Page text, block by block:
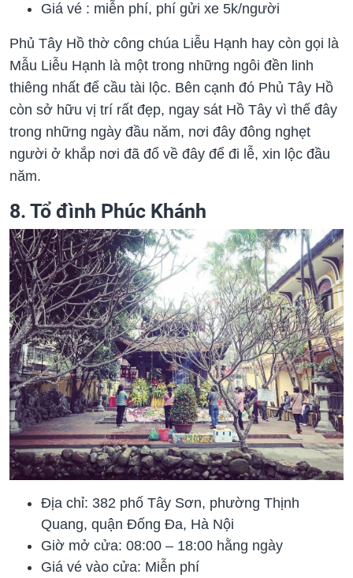
Giá vé : miễn phí, phí gửi xe 5k/người
Phủ Tây Hồ thờ công chúa Liễu Hạnh hay còn gọi là
Mẫu Liễu Hạnh là một trong những ngôi đền linh
thiêng nhất để cầu tài lộc. Bên cạnh đó Phủ Tây Hồ
còn sở hữu vị trí rất đẹp, ngay sát Hồ Tây vì thế đây
trong những ngày đầu năm, nơi đây đông nghẹt
người ở khắp nơi đã đổ về đây để đi lễ, xin lộc đầu
năm.
8. Tổ đình Phúc Khánh
Địa chỉ: 382 phố Tây Sơn, phường Thịnh
Quang, quận Đống Đa, Hà Nội
Giờ mở cửa: 08:00 – 18:00 hằng ngày
Giá vé vào cửa: Miễn phí